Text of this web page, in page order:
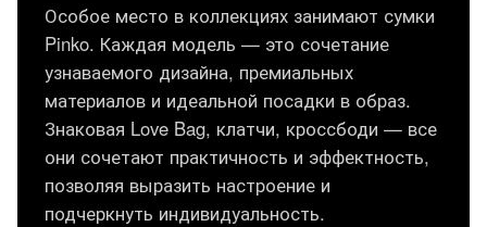
Особое место в коллекциях занимают сумки
Pinko. Каждая модель — это сочетание
узнаваемого дизайна, премиальных
материалов и идеальной посадки в образ.
Знаковая Love Bag, клатчи, кроссбоди — все
они сочетают практичность и эффектность,
позволяя выразить настроение и
подчеркнуть индивидуальность.